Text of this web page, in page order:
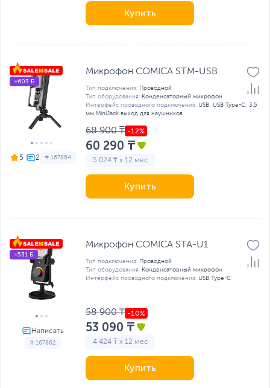
Купить
5 # 167864
+603 Б
Микрофон COMICA STM-USB
Тип подключения: Проводной
Тип оборудования: Конденсаторный микрофон
Интерфейс проводного подключения: USB; USB Type-C; 3.5
мм MiniJack выход для наушников
68 900 ₸
60 290 ₸
5 024 ₸ x 12 мес
Купить
# 167862
+531 Б
Микрофон COMICA STA-U1
Тип подключения: Проводной
Тип оборудования: Конденсаторный микрофон
Интерфейс проводного подключения: USB Type-C
58 900 ₸
53 090 ₸
4 424 ₸ x 12 мес
Купить